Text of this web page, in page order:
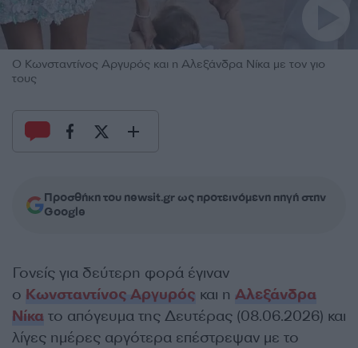
Ο Κωνσταντίνος Αργυρός και η Αλεξάνδρα Νίκα με τον γιο
τους
Προσθήκη του newsit.gr ως προτεινόμενη πηγή στην
Google
Γονείς για δεύτερη φορά έγιναν
ο Κωνσταντίνος Αργυρός και η Αλεξάνδρα
Νίκα το απόγευμα της Δευτέρας (08.06.2026) και
λίγες ημέρες αργότερα επέστρεψαν με το